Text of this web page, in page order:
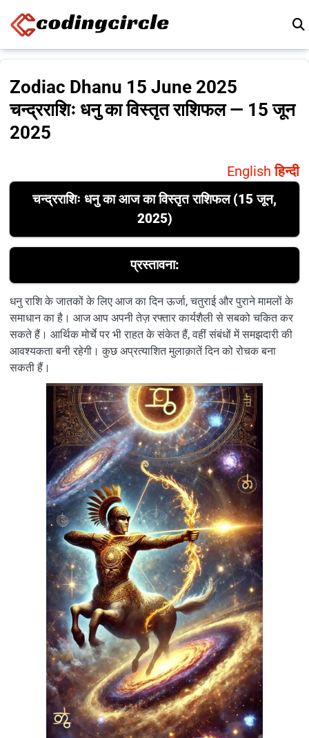
Zodiac Dhanu 15 June 2025
चन्द्रराशिः धनु का विस्तृत राशिफल — 15 जून
2025
English हिन्दी
चन्द्रराशिः धनु का आज का विस्तृत राशिफल (15 जून,
2025)
प्रस्तावना:
धनु राशि के जातकों के लिए आज का दिन ऊर्जा, चतुराई और पुराने मामलों के
समाधान का है। आज आप अपनी तेज़ रफ्तार कार्यशैली से सबको चकित कर
सकते हैं। आर्थिक मोर्चे पर भी राहत के संकेत हैं, वहीं संबंधों में समझदारी की
आवश्यकता बनी रहेगी। कुछ अप्रत्याशित मुलाक़ातें दिन को रोचक बना
सकती हैं।